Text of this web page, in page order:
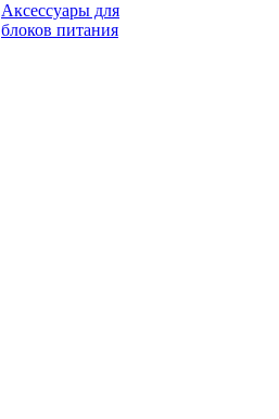
Аксессуары для
блоков питания